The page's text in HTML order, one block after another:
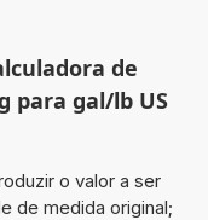
de
para gal/lb US
o valor a ser
de medida original;